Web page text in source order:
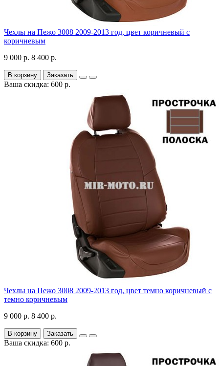
Чехлы на Пежо 3008 2009-2013 год, цвет коричневый с
коричневым
9 000 р. 8 400 р.
В корзину Заказать
Ваша скидка: 600 р.
Чехлы на Пежо 3008 2009-2013 год, цвет темно коричневый с
темно коричневым
9 000 р. 8 400 р.
В корзину Заказать
Ваша скидка: 600 р.